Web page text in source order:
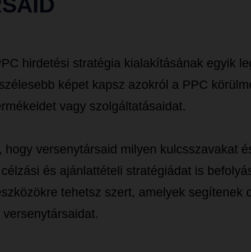
hirdetési stratégia kialakításának egyik
képet kapsz azokról a PPC
vagy szolgáltatásaidat.
versenytársaid milyen kulcsszavakat
és ajánlattételi stratégiádat is
tehetsz szert, amelyek segítenek